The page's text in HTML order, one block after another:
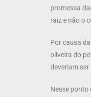
promessa
raiz e não o
Por causa
oliveira do
deveriam
Nesse